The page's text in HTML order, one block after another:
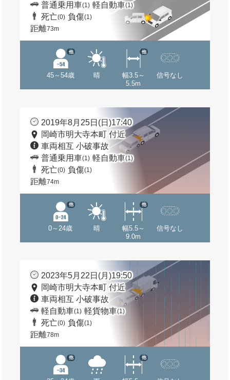
普通乗用車(1) 軽自動車(1)
死亡(0) 負傷(1)
距離73m
45～54歳
他
晴
幅3.5～
5.5m
他
信号なし
2019年8月25日(日)17:40
岡崎市明大寺本町 付近
車両相互 小破事故
普通乗用車(1) 軽自動車(1)
死亡(0) 負傷(1)
距離74m
0～24歳
他
晴
幅5.5～
9.0m
他
信号なし
2023年5月22日(月)19:50
岡崎市明大寺本町 付近
車両相互 小破事故
軽自動車(1) 軽貨物車(1)
死亡(0) 負傷(1)
距離78m
他 他